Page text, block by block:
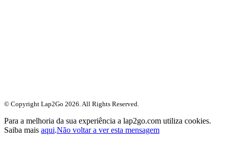
© Copyright Lap2Go 2026 . All Rights Reserved.
Para a melhoria da sua experiência a lap2go.com utiliza cookies.
Saiba mais aqui.Não voltar a ver esta mensagem